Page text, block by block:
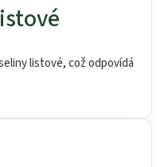
listové, což odpovídá